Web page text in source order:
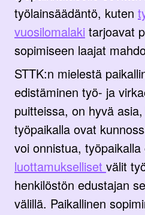
työlainsäädäntö, kuten
vuosilomalaki tarjoavat
sopimiseen laajat
STTK:n mielestä
edistäminen työ- ja
puitteissa, on hyvä
työpaikalla ovat
voi onnistua,
luottamukselliset välit
henkilöstön edustajan
välillä. Paikallinen